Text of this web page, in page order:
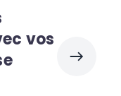
vos